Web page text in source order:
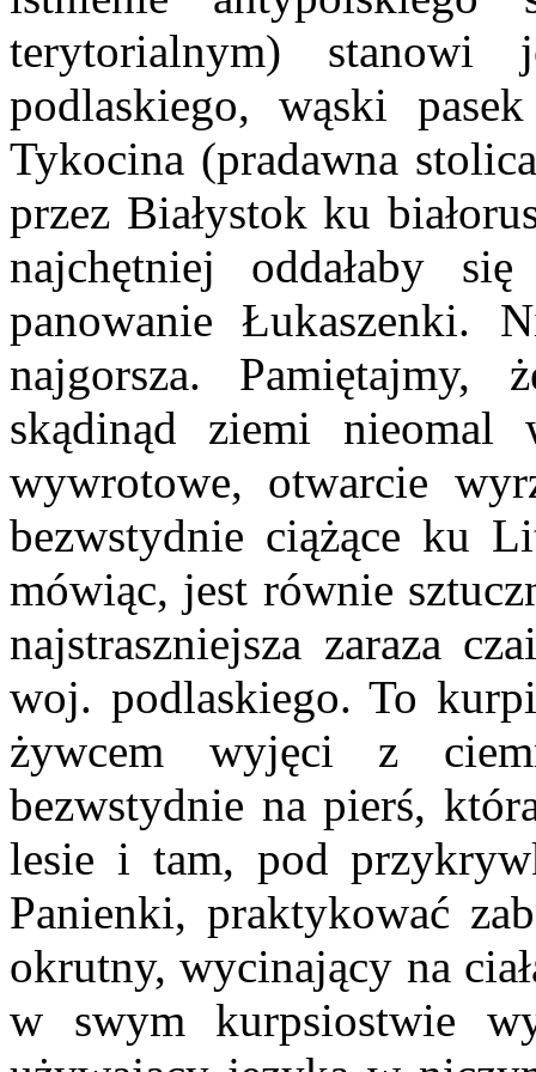
terytorialnym) stanowi
podlaskiego, wąski
Tykocina (pradawna
przez Białystok ku
najchętniej oddałaby
panowanie Łukaszenki.
najgorsza. Pamiętajmy,
skądinąd ziemi nieomal
wywrotowe, otwarcie
bezwstydnie ciążące ku
mówiąc, jest równie
najstraszniejsza zaraza
woj. podlaskiego. To
żywcem wyjęci z
bezwstydnie na pierś,
lesie i tam, pod
Panienki, praktykować
okrutny, wycinający na
w swym kurpsiostwie